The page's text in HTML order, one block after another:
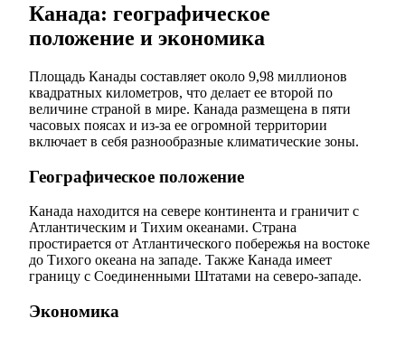
Канада: географическое
положение и экономика
Площадь Канады составляет около 9,98 миллионов
квадратных километров, что делает ее второй по
величине страной в мире. Канада размещена в пяти
часовых поясах и из-за ее огромной территории
включает в себя разнообразные климатические зоны.
Географическое положение
Канада находится на севере континента и граничит с
Атлантическим и Тихим океанами. Страна
простирается от Атлантического побережья на востоке
до Тихого океана на западе. Также Канада имеет
границу с Соединенными Штатами на северо-западе.
Экономика